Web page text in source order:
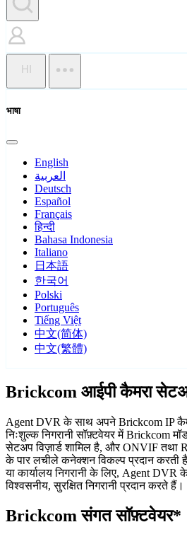
HI
भाषा
English
العربية
Deutsch
Español
Français
हिन्दी
Bahasa Indonesia
Italiano
日本語
한국어
Polski
Português
Tiếng Việt
中文(简体)
中文(繁體)
Brickcom आईपी कैमरा
Agent DVR के साथ अपने Brickcom IP
निःशुल्क निगरानी सॉफ़्टवेयर में Brickcom
सेटअप विज़ार्ड शामिल है, और ONVIF तथा
के पार लचीले कनेक्शन विकल्प प्रदान करती
या कार्यालय निगरानी के लिए, Agent
विश्वसनीय, सुरक्षित निगरानी प्रदान करते हैं।
Brickcom संगत सॉफ़्टवेयर*